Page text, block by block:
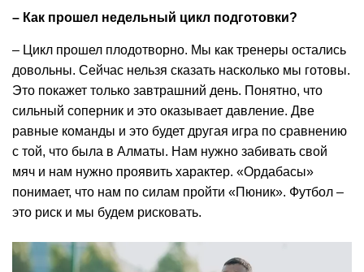
– Как прошел недельный цикл подготовки?
– Цикл прошел плодотворно. Мы как тренеры остались
довольны. Сейчас нельзя сказать насколько мы готовы.
Это покажет только завтрашний день. Понятно, что
сильный соперник и это оказывает давление. Две
равные команды и это будет другая игра по сравнению
с той, что была в Алматы. Нам нужно забивать свой
мяч и нам нужно проявить характер. «Ордабасы»
понимает, что нам по силам пройти «Пюник». Футбол –
это риск и мы будем рисковать.